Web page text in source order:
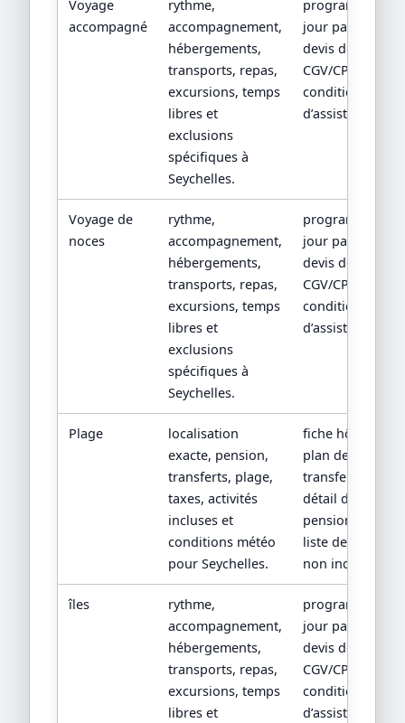
Voyage
accompagné
rythme,
accompagnement,
hébergements,
transports, repas,
excursions, temps
libres et
exclusions
spécifiques à
Seychelles.
programme
jour par jour,
devis détaillé,
CGV/CPV et
conditions
d’assistance.
Voyage de
noces
rythme,
accompagnement,
hébergements,
transports, repas,
excursions, temps
libres et
exclusions
spécifiques à
Seychelles.
programme
jour par jour,
devis détaillé,
CGV/CPV et
conditions
d’assistance.
Plage
localisation
exacte, pension,
transferts, plage,
taxes, activités
incluses et
conditions météo
pour Seychelles.
fiche hôtel,
plan de
transfert,
détail de
pension et
liste des frais
non inclus.
îles
rythme,
accompagnement,
hébergements,
transports, repas,
excursions, temps
libres et
programme
jour par jour,
devis détaillé,
CGV/CPV et
conditions
d’assistance.